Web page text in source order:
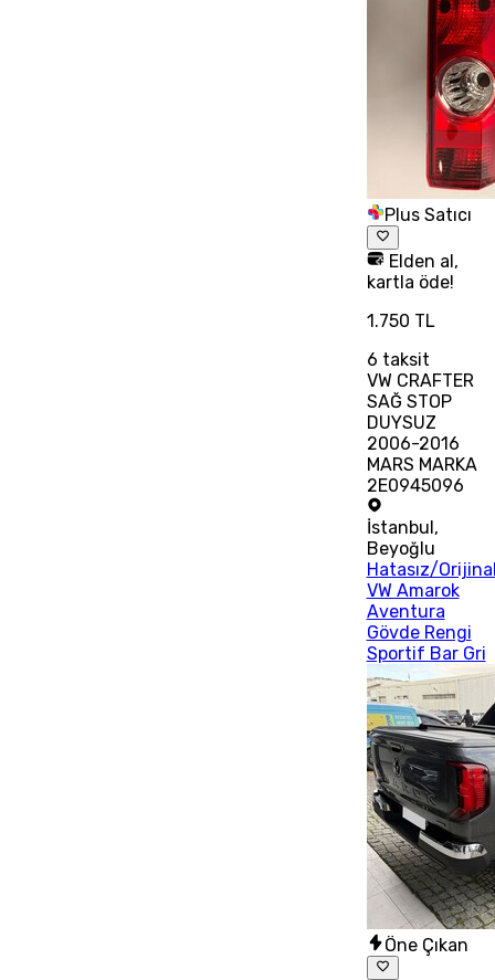
Plus Satıcı
Elden al,
kartla öde!
1.750 TL
6 taksit
VW CRAFTER
SAĞ STOP
DUYSUZ
2006-2016
MARS MARKA
2E0945096
İstanbul,
Beyoğlu
Hatasız/
VW Amarok
Aventura
Gövde Rengi
Sportif Bar Gri
Öne Çıkan